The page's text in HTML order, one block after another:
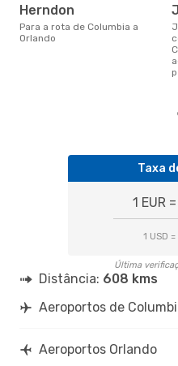
Herndon
Para a rota de Columbia a
Orlando
junho é a altura mais
Taxa
1 EUR
1 USD
Última
Distância: 608 kms
Aeroportos de
Aeroportos Orlando